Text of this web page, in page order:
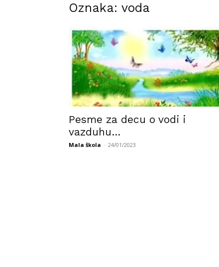
Oznaka: voda
Pesme za decu o vodi i
vazduhu…
Mala škola - 24/01/2023